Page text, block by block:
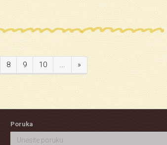
8 9 10 ... »
Poruka